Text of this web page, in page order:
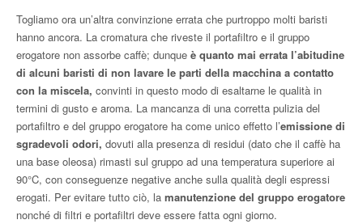
Togliamo ora un’altra convinzione errata che purtroppo molti baristi
hanno ancora. La cromatura che riveste il portafiltro e il gruppo
erogatore non assorbe caffè; dunque è quanto mai errata l’abitudine
di alcuni baristi di non lavare le parti della macchina a contatto
con la miscela, convinti in questo modo di esaltarne le qualità in
termini di gusto e aroma. La mancanza di una corretta pulizia del
portafiltro e del gruppo erogatore ha come unico effetto l’emissione di
sgradevoli odori, dovuti alla presenza di residui (dato che il caffè ha
una base oleosa) rimasti sul gruppo ad una temperatura superiore ai
90°C, con conseguenze negative anche sulla qualità degli espressi
erogati. Per evitare tutto ciò, la manutenzione del gruppo erogatore
nonché di filtri e portafiltri deve essere fatta ogni giorno.